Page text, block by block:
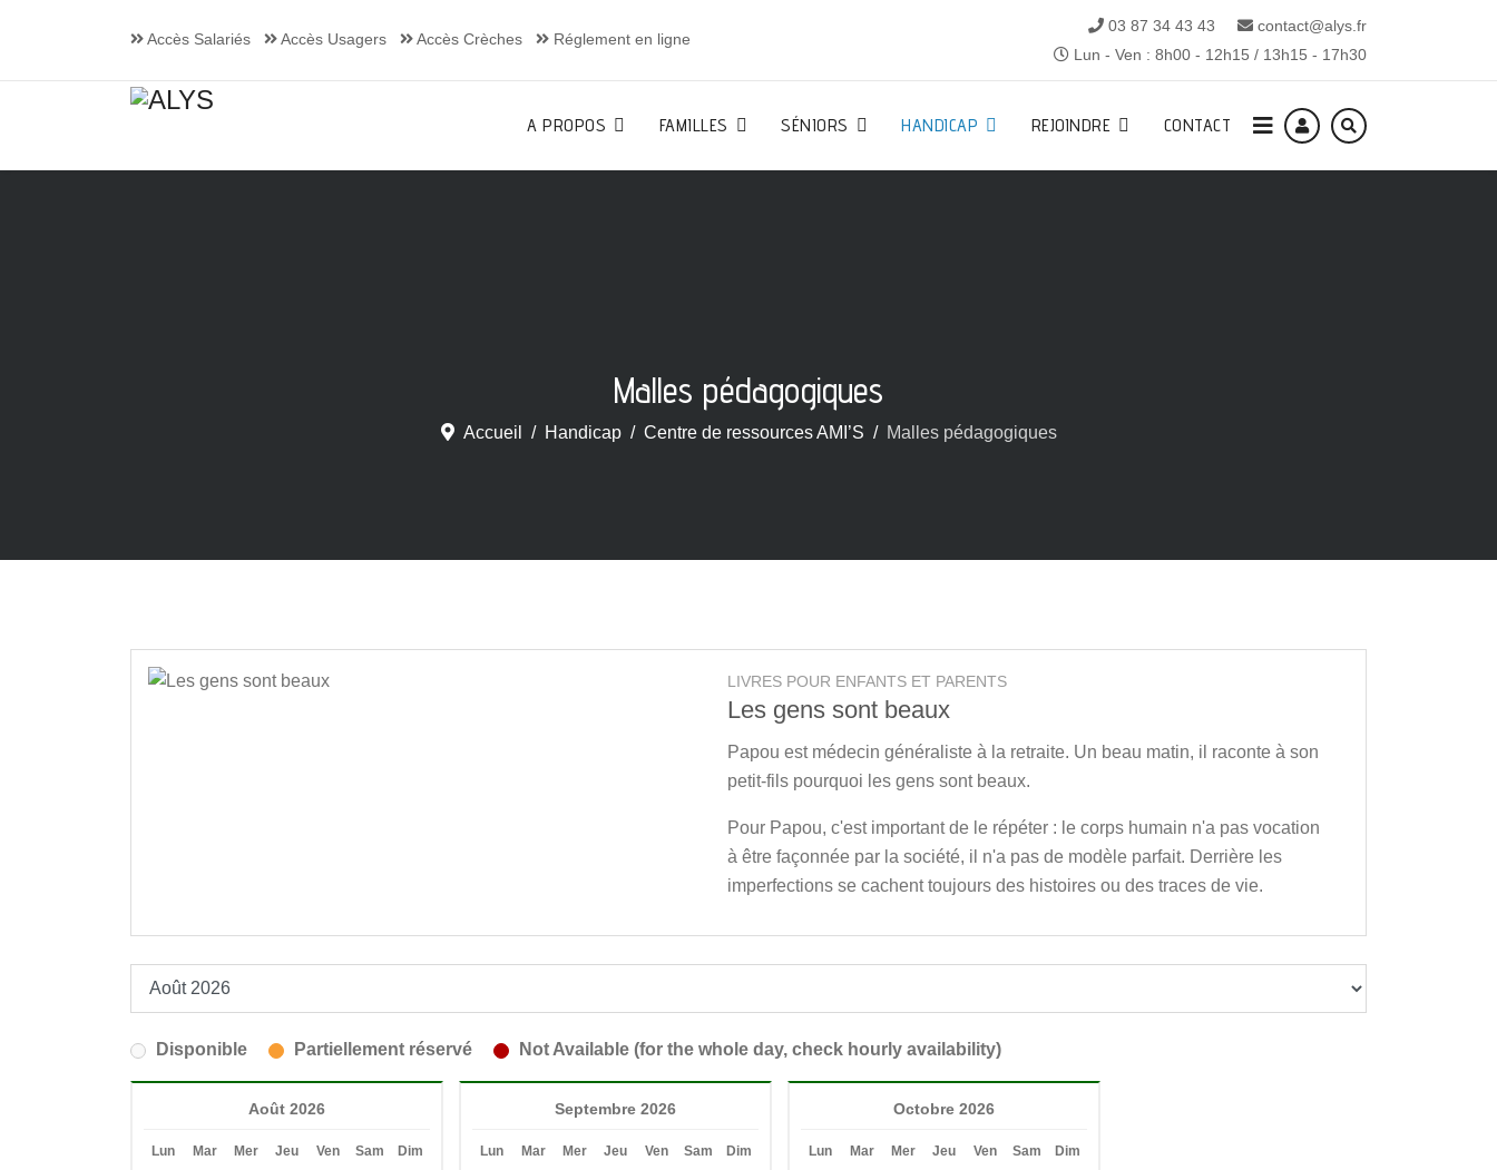
Accès Salariés Accès Usagers Accès Crèches Réglement en ligne
03 87 34 43 43
contact@alys.fr
Lun - Ven : 8h00 - 12h15 / 13h15 - 17h30
A PROPOS FAMILLES SÉNIORS HANDICAP REJOINDRE CONTACT
Malles pédagogiques
Accueil Handicap Centre de ressources AMI’S Malles pédagogiques
LIVRES POUR ENFANTS ET PARENTS
Les gens sont beaux
Papou est médecin généraliste à la retraite. Un beau matin, il raconte à son
petit-fils pourquoi les gens sont beaux.
Pour Papou, c'est important de le répéter : le corps humain n'a pas vocation
à être façonnée par la société, il n'a pas de modèle parfait. Derrière les
imperfections se cachent toujours des histoires ou des traces de vie.
Disponible Partiellement réservé Not Available (for the whole day, check hourly availability)
Août 2026
Lun Mar Mer Jeu Ven Sam Dim
Septembre 2026
Lun Mar Mer Jeu Ven Sam Dim
Octobre 2026
Lun Mar Mer Jeu Ven Sam Dim